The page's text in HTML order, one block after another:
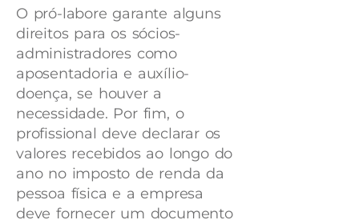
O pró-labore garante alguns
direitos para os sócios-
administradores como
aposentadoria e auxílio-
doença, se houver a
necessidade. Por fim, o
profissional deve declarar os
valores recebidos ao longo do
ano no imposto de renda da
pessoa física e a empresa
deve fornecer um documento